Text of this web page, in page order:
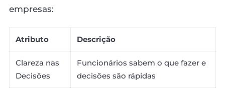
empresas:
Atributo Descrição
Clareza nas
Decisões
Funcionários sabem o que fazer e
decisões são rápidas